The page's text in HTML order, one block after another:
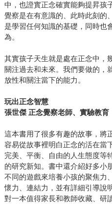
中，也證實正念確實能夠提昇孩
覺察是在有意識的、此時此刻的
是學習任何知識的基礎，同時也
為。
其實孩子天生就是處在正念中，
關注過去和未來。我們要做的，
放性和關注當下的能力。
玩出正念智慧
張世傑 正念覺察老師、實驗教育
這本書用了很多有趣的故事，將
容易從故事裡明白正念的活在當
完美、平衡、自由的人生態度等
的研究新知。書中還介紹好多小
不同的遊戲來培養小孩的聚焦力
懷力、連結力，並有詳細引導說
對一本值得家長和教師收藏、研